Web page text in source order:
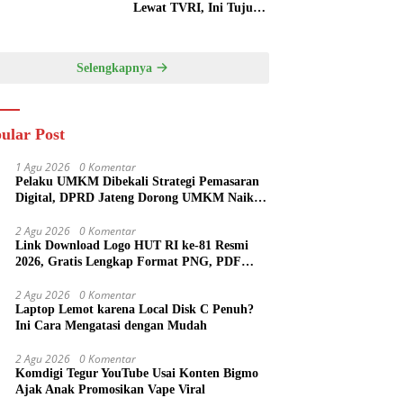
Lewat TVRI, Ini Tujuan
Selengkapnya
Post
1 Agu 2026 0 Komentar
Pelaku UMKM Dibekali Strategi Pemasaran
Digital, DPRD Jateng Dorong UMKM Naik
2 Agu 2026 0 Komentar
Link Download Logo HUT RI ke-81 Resmi
2026, Gratis Lengkap Format PNG, PDF
2 Agu 2026 0 Komentar
Laptop Lemot karena Local Disk C Penuh?
Ini Cara Mengatasi dengan Mudah
2 Agu 2026 0 Komentar
Komdigi Tegur YouTube Usai Konten Bigmo
Ajak Anak Promosikan Vape Viral